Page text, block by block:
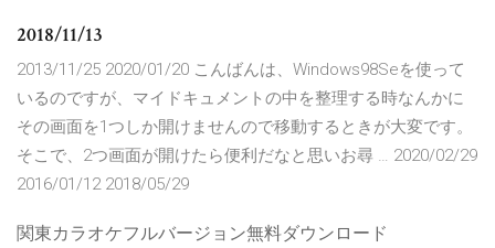
2018/11/13
2013/11/25 2020/01/20 こんばんは、Windows98Seを使って
いるのですが、マイドキュメントの中を整理する時なんかに
その画面を1つしか開けませんので移動するときが大変です。
そこで、2つ画面が開けたら便利だなと思いお尋 … 2020/02/29
2016/01/12 2018/05/29
関東カラオケフルバージョン無料ダウンロード